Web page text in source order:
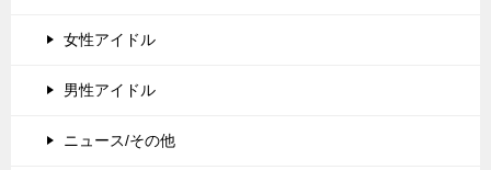
女性アイドル
男性アイドル
ニュース/その他